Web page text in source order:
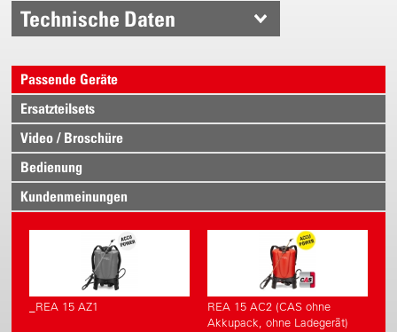
Technische Daten
Passende Geräte
Ersatzteilsets
Video / Broschüre
Bedienung
Kundenmeinungen
_REA 15 AZ1
REA 15 AC2 (CAS ohne
Akkupack, ohne Ladegerät)